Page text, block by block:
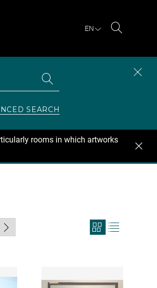
EN
SEARCH
rooms in which artworks
View
search